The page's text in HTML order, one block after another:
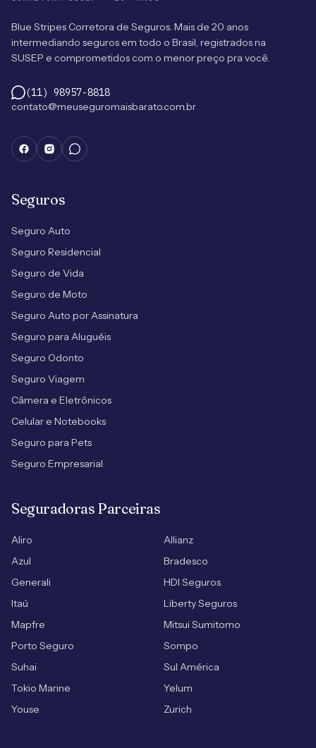
Blue Stripes Corretora de Seguros. Mais de 20 anos
intermediando seguros em todo o Brasil, registrados na
SUSEP e comprometidos com o menor preço pra você.
(11) 98957-8818
contato@meuseguromaisbarato.com.br
Seguros
Seguro Auto
Seguro Residencial
Seguro de Vida
Seguro de Moto
Seguro Auto por Assinatura
Seguro para Aluguéis
Seguro Odonto
Seguro Viagem
Câmera e Eletrônicos
Celular e Notebooks
Seguro para Pets
Seguro Empresarial
Seguradoras Parceiras
Aliro
Allianz
Azul
Bradesco
Generali
HDI Seguros
Itaú
Liberty Seguros
Mapfre
Mitsui Sumitomo
Porto Seguro
Sompo
Suhai
Sul América
Tokio Marine
Yelum
Youse
Zurich